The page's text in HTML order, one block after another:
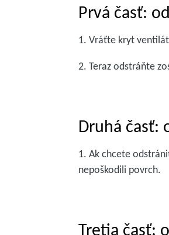
Prvá časť:
1. Vráťte kryt
2. Teraz odstráňte
Druhá časť:
1. Ak chcete
nepoškodili povrch.
Tretia časť: